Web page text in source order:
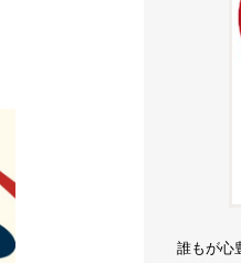
誰もが心